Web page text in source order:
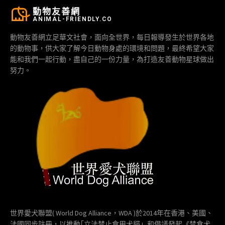
動物友善網
ANIMAL-FRIENDLY.CO
動物友善網立足華文社會，面向全世界，每日報導發生於世界各地
的動物事，供大家了解今日動物身處的環境和問題，最終希望大家
能和我們一起行動，盡自己的一份力量，為打造友善動物星球做出
努力。
世界愛犬聯盟( World Dog Alliance，WDA )於2014年在香港、美國、